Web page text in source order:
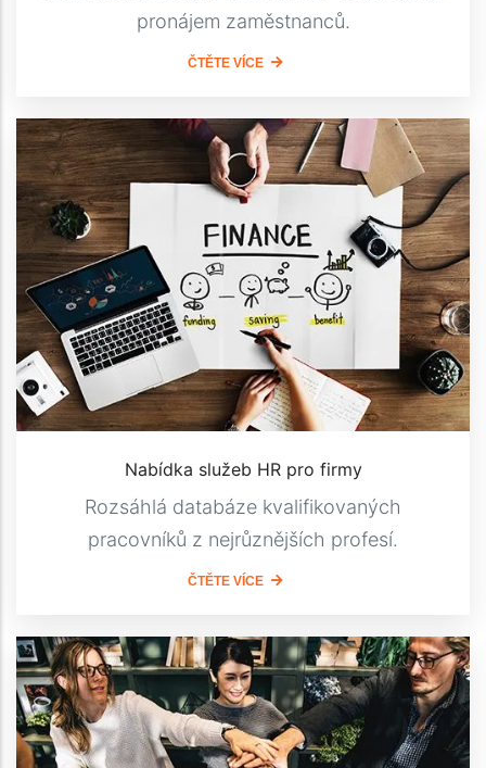
pronájem zaměstnanců.
ČTĚTE VÍCE
Nabídka služeb HR pro firmy
Rozsáhlá databáze kvalifikovaných
pracovníků z nejrůznějších profesí.
ČTĚTE VÍCE